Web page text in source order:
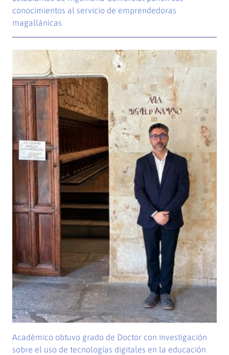
conocimientos al servicio de emprendedoras
magallánicas
Académico obtuvo grado de Doctor con investigación
sobre el uso de tecnologías digitales en la educación